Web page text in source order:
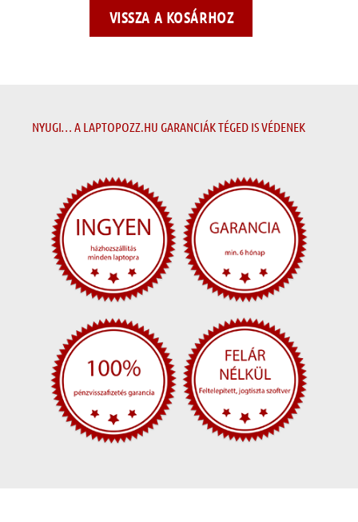
VISSZA A KOSÁRHOZ
NYUGI… A LAPTOPOZZ.HU GARANCIÁK TÉGED IS VÉDENEK